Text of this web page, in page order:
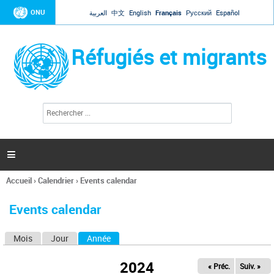
Jump to navigation
ONU العربية 中文 English Français Русский Español
Réfugiés et migrants
l
c
h
e

Vous
ici
Accueil›Calendrier› Events calendar
Events calendar
Mois Jour Année
2024 « Préc. Suiv. »